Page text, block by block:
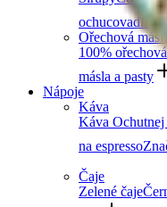
ochucovadla
Ořechová
100% ořechová
másla a pasty
Nápoje
Káva
Káva Ochutnej
na espresso
Čaje
Zelené čaje